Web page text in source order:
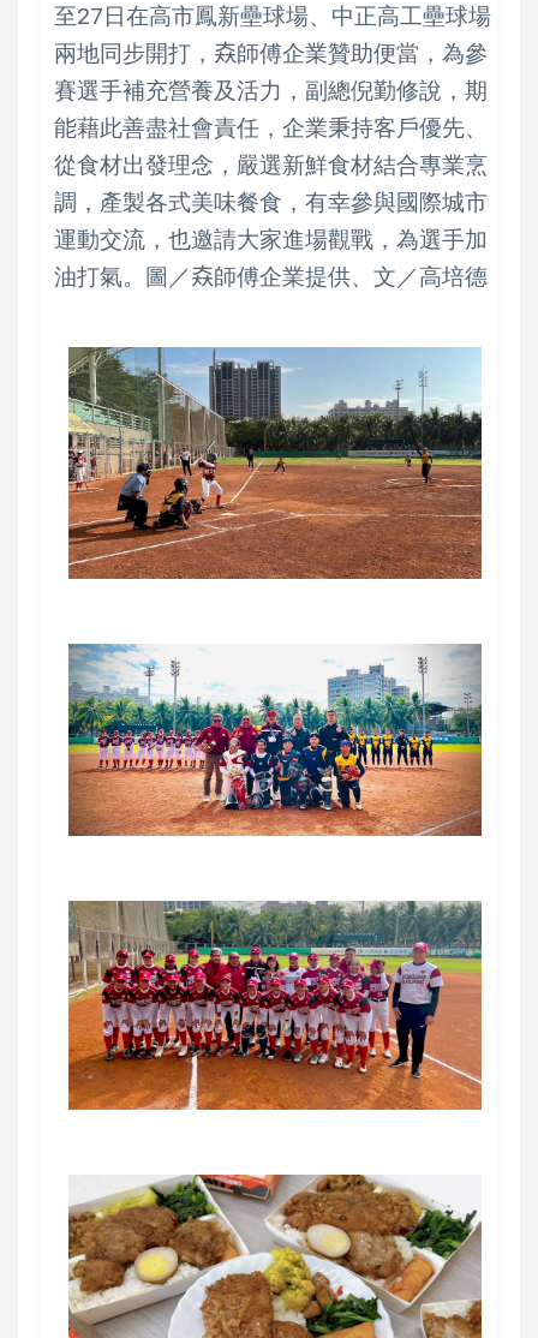
至27日在高市鳳新壘球場、中正高工壘球場
兩地同步開打，𡘙師傅企業贊助便當，為參
賽選手補充營養及活力，副總倪勤修說，期
能藉此善盡社會責任，企業秉持客戶優先、
從食材出發理念，嚴選新鮮食材結合專業烹
調，產製各式美味餐食，有幸參與國際城市
運動交流，也邀請大家進場觀戰，為選手加
油打氣。圖／𡘙師傅企業提供、文／高培德